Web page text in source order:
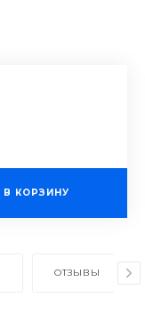
В КОРЗИНУ
ОТЗЫВЫ